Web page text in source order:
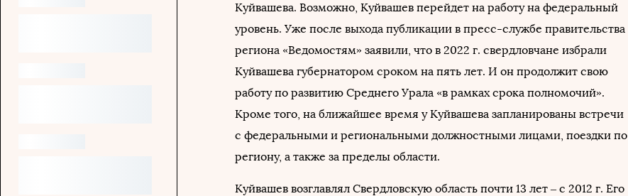
Куйвашева. Возможно, Куйвашев перейдет на работу на федеральный
уровень. Уже после выхода публикации в пресс-службе правительства
региона «Ведомостям» заявили, что в 2022 г. свердловчане избрали
Куйвашева губернатором сроком на пять лет. И он продолжит свою
работу по развитию Среднего Урала «в рамках срока полномочий».
Кроме того, на ближайшее время у Куйвашева запланированы встречи
с федеральными и региональными должностными лицами, поездки по
региону, а также за пределы области.
Куйвашев возглавлял Свердловскую область почти 13 лет – с 2012 г. Его